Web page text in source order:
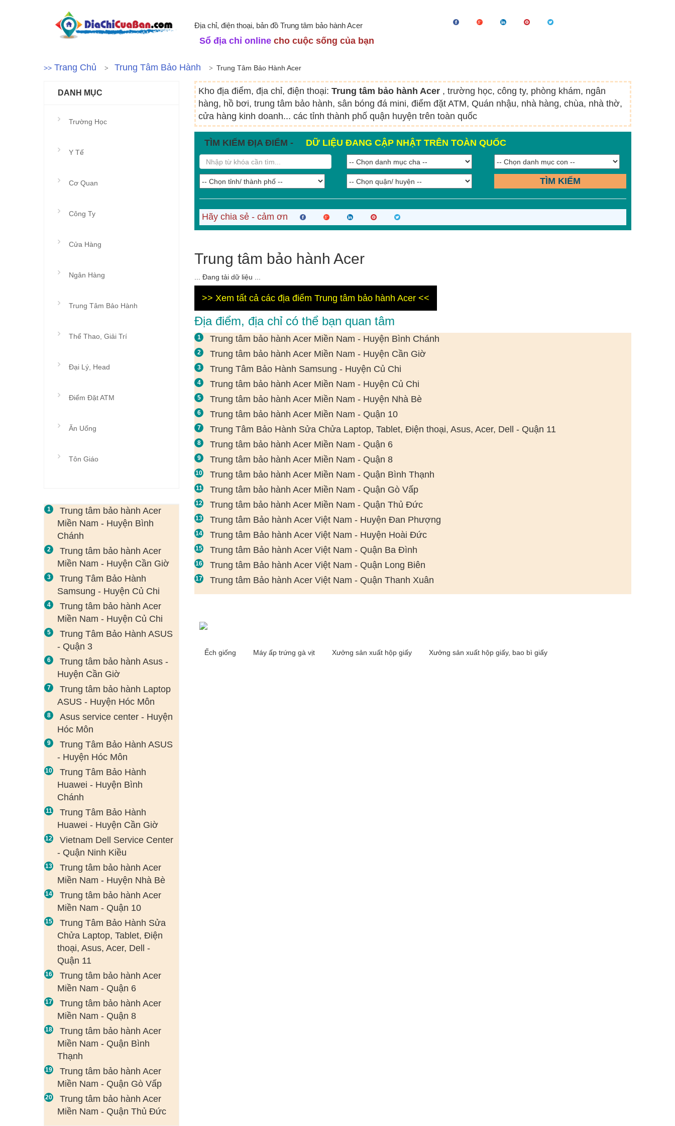
Địa chỉ, điện thoại, bản đồ Trung tâm bảo hành Acer
Sổ địa chỉ online cho cuộc sống của bạn
>> Trang Chủ Trung Tâm Bảo Hành Trung Tâm Bảo Hành Acer
Kho địa điểm, địa chỉ, điện thoại: Trung tâm bảo hành Acer , trường học, công ty, phòng khám, ngân
hàng, hồ bơi, trung tâm bảo hành, sân bóng đá mini, điểm đặt ATM, Quán nhậu, nhà hàng, chùa, nhà thờ,
cửa hàng kinh doanh... các tỉnh thành phố quận huyện trên toàn quốc
TÌM KIẾM ĐỊA ĐIỂM - DỮ LIỆU ĐANG CẬP NHẬT TRÊN TOÀN QUỐC
TÌM KIẾM
Hãy chia sẻ - cảm ơn
Trung tâm bảo hành Acer
... Đang tải dữ liệu ...
>> Xem tất cả các địa điểm Trung tâm bảo hành Acer <<
Địa điểm, địa chỉ có thể bạn quan tâm
Trung tâm bảo hành Acer Miền Nam - Huyện Bình Chánh
Trung tâm bảo hành Acer Miền Nam - Huyện Cần Giờ
Trung Tâm Bảo Hành Samsung - Huyện Củ Chi
Trung tâm bảo hành Acer Miền Nam - Huyện Củ Chi
Trung tâm bảo hành Acer Miền Nam - Huyện Nhà Bè
Trung tâm bảo hành Acer Miền Nam - Quận 10
Trung Tâm Bảo Hành Sửa Chửa Laptop, Tablet, Điện thoại, Asus, Acer, Dell - Quận 11
Trung tâm bảo hành Acer Miền Nam - Quận 6
Trung tâm bảo hành Acer Miền Nam - Quận 8
Trung tâm bảo hành Acer Miền Nam - Quận Bình Thạnh
Trung tâm bảo hành Acer Miền Nam - Quận Gò Vấp
Trung tâm bảo hành Acer Miền Nam - Quận Thủ Đức
Trung tâm Bảo hành Acer Việt Nam - Huyện Đan Phượng
Trung tâm Bảo hành Acer Việt Nam - Huyện Hoài Đức
Trung tâm Bảo hành Acer Việt Nam - Quận Ba Đình
Trung tâm Bảo hành Acer Việt Nam - Quận Long Biên
Trung tâm Bảo hành Acer Việt Nam - Quận Thanh Xuân
Ếch giống Máy ấp trứng gà vịt Xưởng sản xuất hộp giấy Xưởng sản xuất hộp giấy, bao bì giấy
DANH MỤC
Trường Học
Y Tế
Cơ Quan
Công Ty
Cửa Hàng
Ngân Hàng
Trung Tâm Bảo Hành
Thể Thao, Giải Trí
Đại Lý, Head
Điểm Đặt ATM
Ăn Uống
Tôn Giáo
Trung tâm bảo hành Acer
Miền Nam - Huyện Bình
Chánh
Trung tâm bảo hành Acer
Miền Nam - Huyện Cần Giờ
Trung Tâm Bảo Hành
Samsung - Huyện Củ Chi
Trung tâm bảo hành Acer
Miền Nam - Huyện Củ Chi
Trung Tâm Bảo Hành ASUS
- Quận 3
Trung tâm bảo hành Asus -
Huyện Cần Giờ
Trung tâm bảo hành Laptop
ASUS - Huyện Hóc Môn
Asus service center - Huyện
Hóc Môn
Trung Tâm Bảo Hành ASUS
- Huyện Hóc Môn
Trung Tâm Bảo Hành
Huawei - Huyện Bình
Chánh
Trung Tâm Bảo Hành
Huawei - Huyện Cần Giờ
Vietnam Dell Service Center
- Quận Ninh Kiều
Trung tâm bảo hành Acer
Miền Nam - Huyện Nhà Bè
Trung tâm bảo hành Acer
Miền Nam - Quận 10
Trung Tâm Bảo Hành Sửa
Chửa Laptop, Tablet, Điện
thoại, Asus, Acer, Dell -
Quận 11
Trung tâm bảo hành Acer
Miền Nam - Quận 6
Trung tâm bảo hành Acer
Miền Nam - Quận 8
Trung tâm bảo hành Acer
Miền Nam - Quận Bình
Thạnh
Trung tâm bảo hành Acer
Miền Nam - Quận Gò Vấp
Trung tâm bảo hành Acer
Miền Nam - Quận Thủ Đức